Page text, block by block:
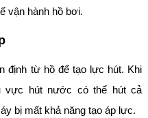
vận hành hồ bơi.
định từ hồ để tạo lực hút. Khi
vực hút nước có thể hút cả
bị mất khả năng tạo áp lực.